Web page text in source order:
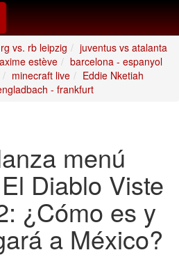
vs. rb leipzig
juventus vs atalanta
estève
barcelona - espanyol
minecraft live
Eddie Nketiah
- frankfurt
menú
Diablo Viste
¿Cómo es y
a México?